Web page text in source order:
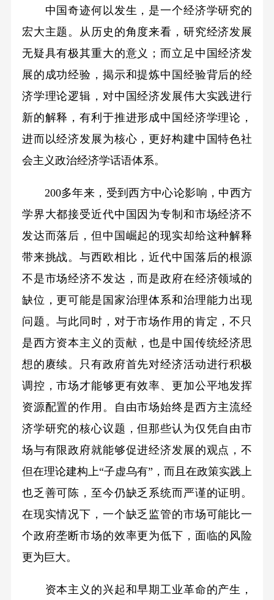
中国奇迹何以发生，是一个经济学研究的
宏大主题。从历史的角度来看，研究经济发展
无疑具有极其重大的意义；而立足中国经济发
展的成功经验，揭示和提炼中国经验背后的经
济学理论逻辑，对中国经济发展伟大实践进行
新的解释，有利于推进形成中国经济学理论，
进而以经济发展为核心，更好构建中国特色社
会主义政治经济学话语体系。
200多年来，受到西方中心论影响，中西方
学界大都接受近代中国因为专制和市场经济不
发达而落后，但中国崛起的现实却给这种解释
带来挑战。与西欧相比，近代中国落后的根源
不是市场经济不发达，而是政府在经济领域的
缺位，更可能是国家治理体系和治理能力出现
问题。与此同时，对于市场作用的肯定，不只
是西方资本主义的贡献，也是中国传统经济思
想的赓续。只有政府首先对经济活动进行积极
调控，市场才能够更有效率、更加公平地发挥
资源配置的作用。自由市场始终是西方主流经
济学研究的核心议题，但那些认为仅凭自由市
场与有限政府就能够促进经济发展的观点，不
但在理论建构上“子虚乌有”，而且在政策实践上
也乏善可陈，至今仍缺乏系统而严谨的证明。
在现实情况下，一个缺乏监管的市场可能比一
个政府垄断市场的效率更为低下，面临的风险
更为巨大。
资本主义的兴起和早期工业革命的产生，